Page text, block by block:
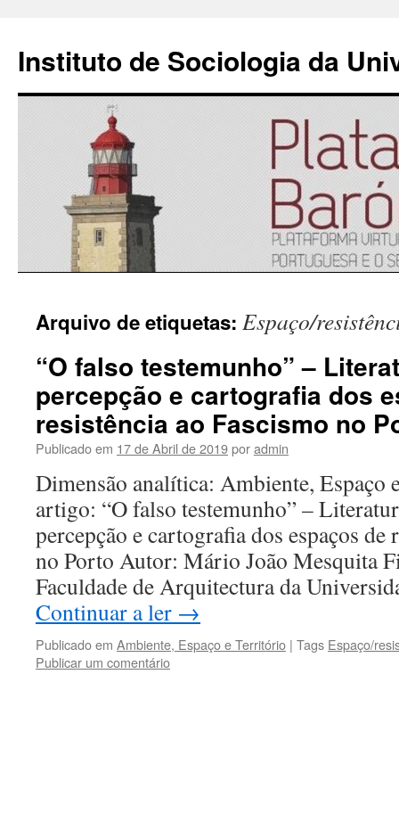
Instituto de Sociologia da
para
conteúdo
Arquivo de etiquetas: Espaço/
“O falso testemunho” –
percepção e cartografia dos
resistência ao Fascismo no
Publicado em 17 de Abril de 2019poradmin
Dimensão analítica: Ambiente,
artigo: “O falso testemunho” –
percepção e cartografia dos espaços de
no Porto Autor: Mário João Mesquita
Faculdade de Arquitectura da
Continuar a ler →
Publicado em Ambiente, Espaço e Território | Tags Espaço/
Publicar um comentário